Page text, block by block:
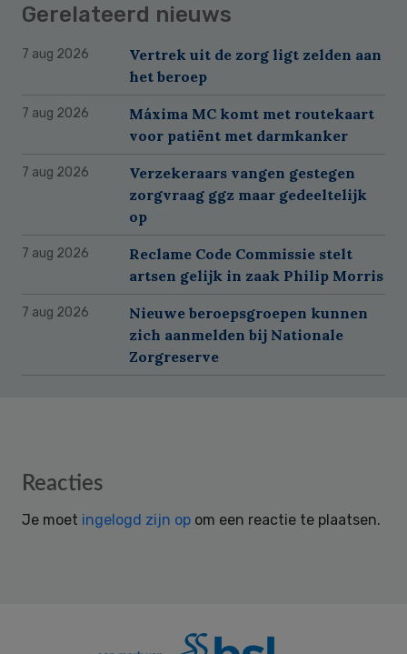
Gerelateerd nieuws
7 aug 2026
Vertrek uit de zorg ligt zelden aan
het beroep
7 aug 2026
Máxima MC komt met routekaart
voor patiënt met darmkanker
7 aug 2026
Verzekeraars vangen gestegen
zorgvraag ggz maar gedeeltelijk
op
7 aug 2026
Reclame Code Commissie stelt
artsen gelijk in zaak Philip Morris
7 aug 2026
Nieuwe beroepsgroepen kunnen
zich aanmelden bij Nationale
Zorgreserve
Reader
Reacties
Je moet ingelogd zijn op om een reactie te plaatsen.